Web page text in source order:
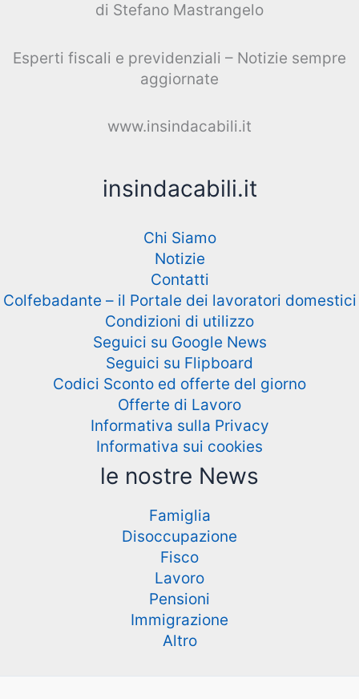
di Stefano Mastrangelo
Esperti fiscali e previdenziali – Notizie sempre
aggiornate
www.insindacabili.it
insindacabili.it
Chi Siamo
Notizie
Contatti
Colfebadante – il Portale dei lavoratori domestici
Condizioni di utilizzo
Seguici su Google News
Seguici su Flipboard
Codici Sconto ed offerte del giorno
Offerte di Lavoro
Informativa sulla Privacy
Informativa sui cookies
le nostre News
Famiglia
Disoccupazione
Fisco
Lavoro
Pensioni
Immigrazione
Altro